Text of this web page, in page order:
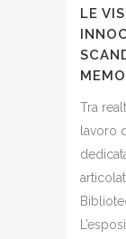
LE
Tra
lavoro